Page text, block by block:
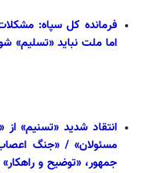
فرمانده کل سپاه:
اما ملت نباید «تسلیم»
انتقاد شدید «تسنیم»
مسئولان» / «جنگ
جمهور، «توضیح و